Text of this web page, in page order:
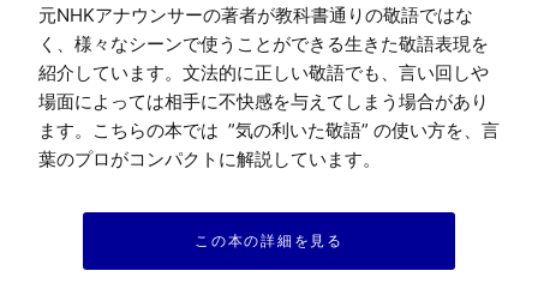
元NHKアナウンサーの著者が教科書通りの敬語ではな
く、様々なシーンで使うことができる生きた敬語表現を
紹介しています。文法的に正しい敬語でも、言い回しや
場面によっては相手に不快感を与えてしまう場合があり
ます。こちらの本では  ”気の利いた敬語” の使い方を、言
葉のプロがコンパクトに解説しています。
この本の詳細を見る